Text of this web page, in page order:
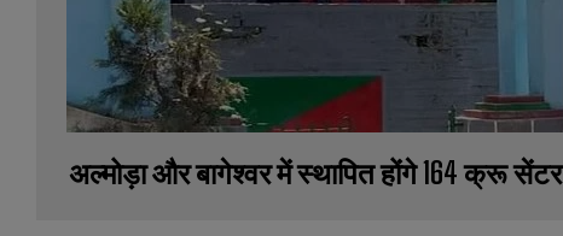
अल्मोड़ा और बागेश्वर में स्थापित होंगे 164 क्रू सेंटर